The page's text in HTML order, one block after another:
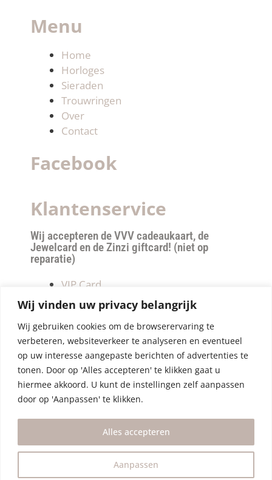
Wij vinden uw privacy belangrijk
Wij gebruiken cookies om de browserervaring te
verbeteren, websiteverkeer te analyseren en eventueel
op uw interesse aangepaste berichten of advertenties te
tonen. Door op 'Alles accepteren' te klikken gaat u
hiermee akkoord. U kunt de instellingen zelf aanpassen
door op 'Aanpassen' te klikken.
Aanpassen
Alles accepteren
Menu
Home
Horloges
Sieraden
Trouwringen
Over
Contact
Facebook
Klantenservice
Wij accepteren de VVV cadeaukaart, de
Jewelcard en de Zinzi giftcard! (niet op
reparatie)
VIP Card
Retourneren
Betalen & verzendkosten
Privacy Policy
Algemene Voorwaarden